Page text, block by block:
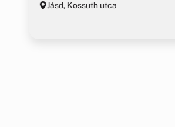
Jásd, Kossuth utca